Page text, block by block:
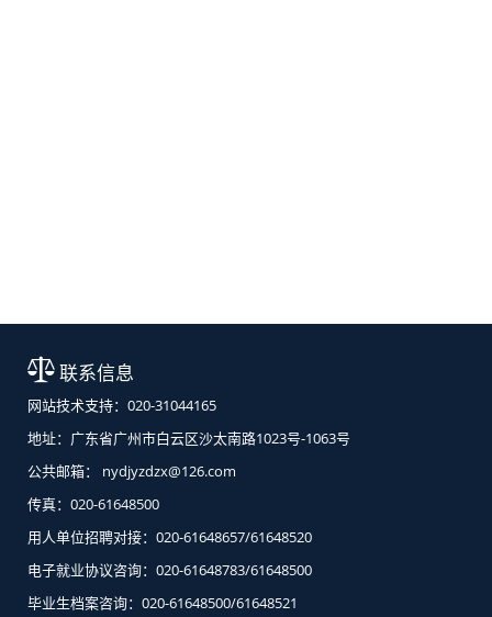
联系信息
网站技术支持：020-31044165
地址：广东省广州市白云区沙太南路1023号-1063号
公共邮箱： nydjyzdzx@126.com
传真：020-61648500
用人单位招聘对接：020-61648657/61648520
电子就业协议咨询：020-61648783/61648500
毕业生档案咨询：020-61648500/61648521